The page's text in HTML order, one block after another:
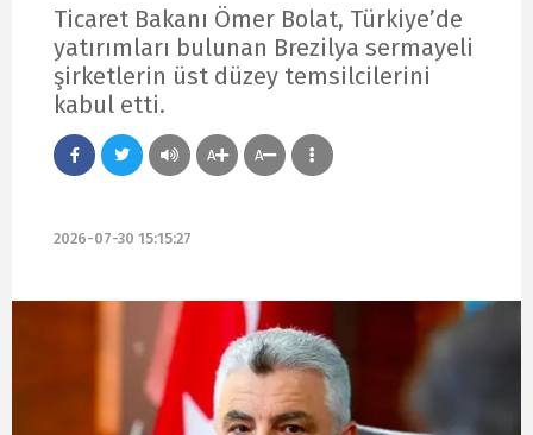
Ticaret Bakanı Ömer Bolat, Türkiye’de
yatırımları bulunan Brezilya sermayeli
şirketlerin üst düzey temsilcilerini
kabul etti.
A A
2026-07-30 15:15:27